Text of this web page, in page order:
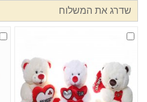
שדרג את המשלוח